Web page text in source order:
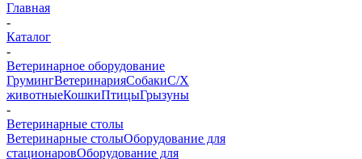
Главная
-
Каталог
-
Ветеринарное оборудование
ГрумингВетеринарияСобакиС/Х
животныеКошкиПтицыГрызуны
-
Ветеринарные столы
Ветеринарные столыОборудование для
стационаровОборудование для